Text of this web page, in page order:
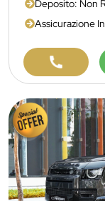
Deposito: Non
Assicurazione